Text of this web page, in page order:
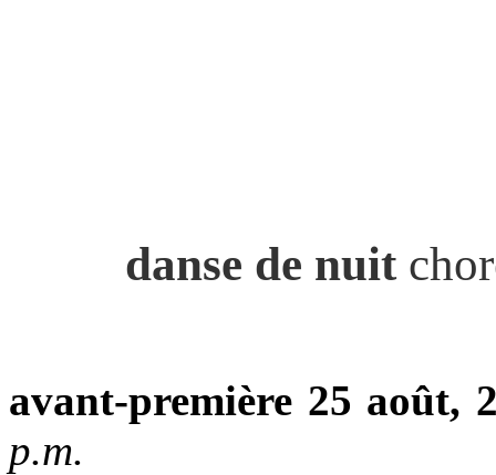
danse de nuit
avant-première 25 août,
p.m.